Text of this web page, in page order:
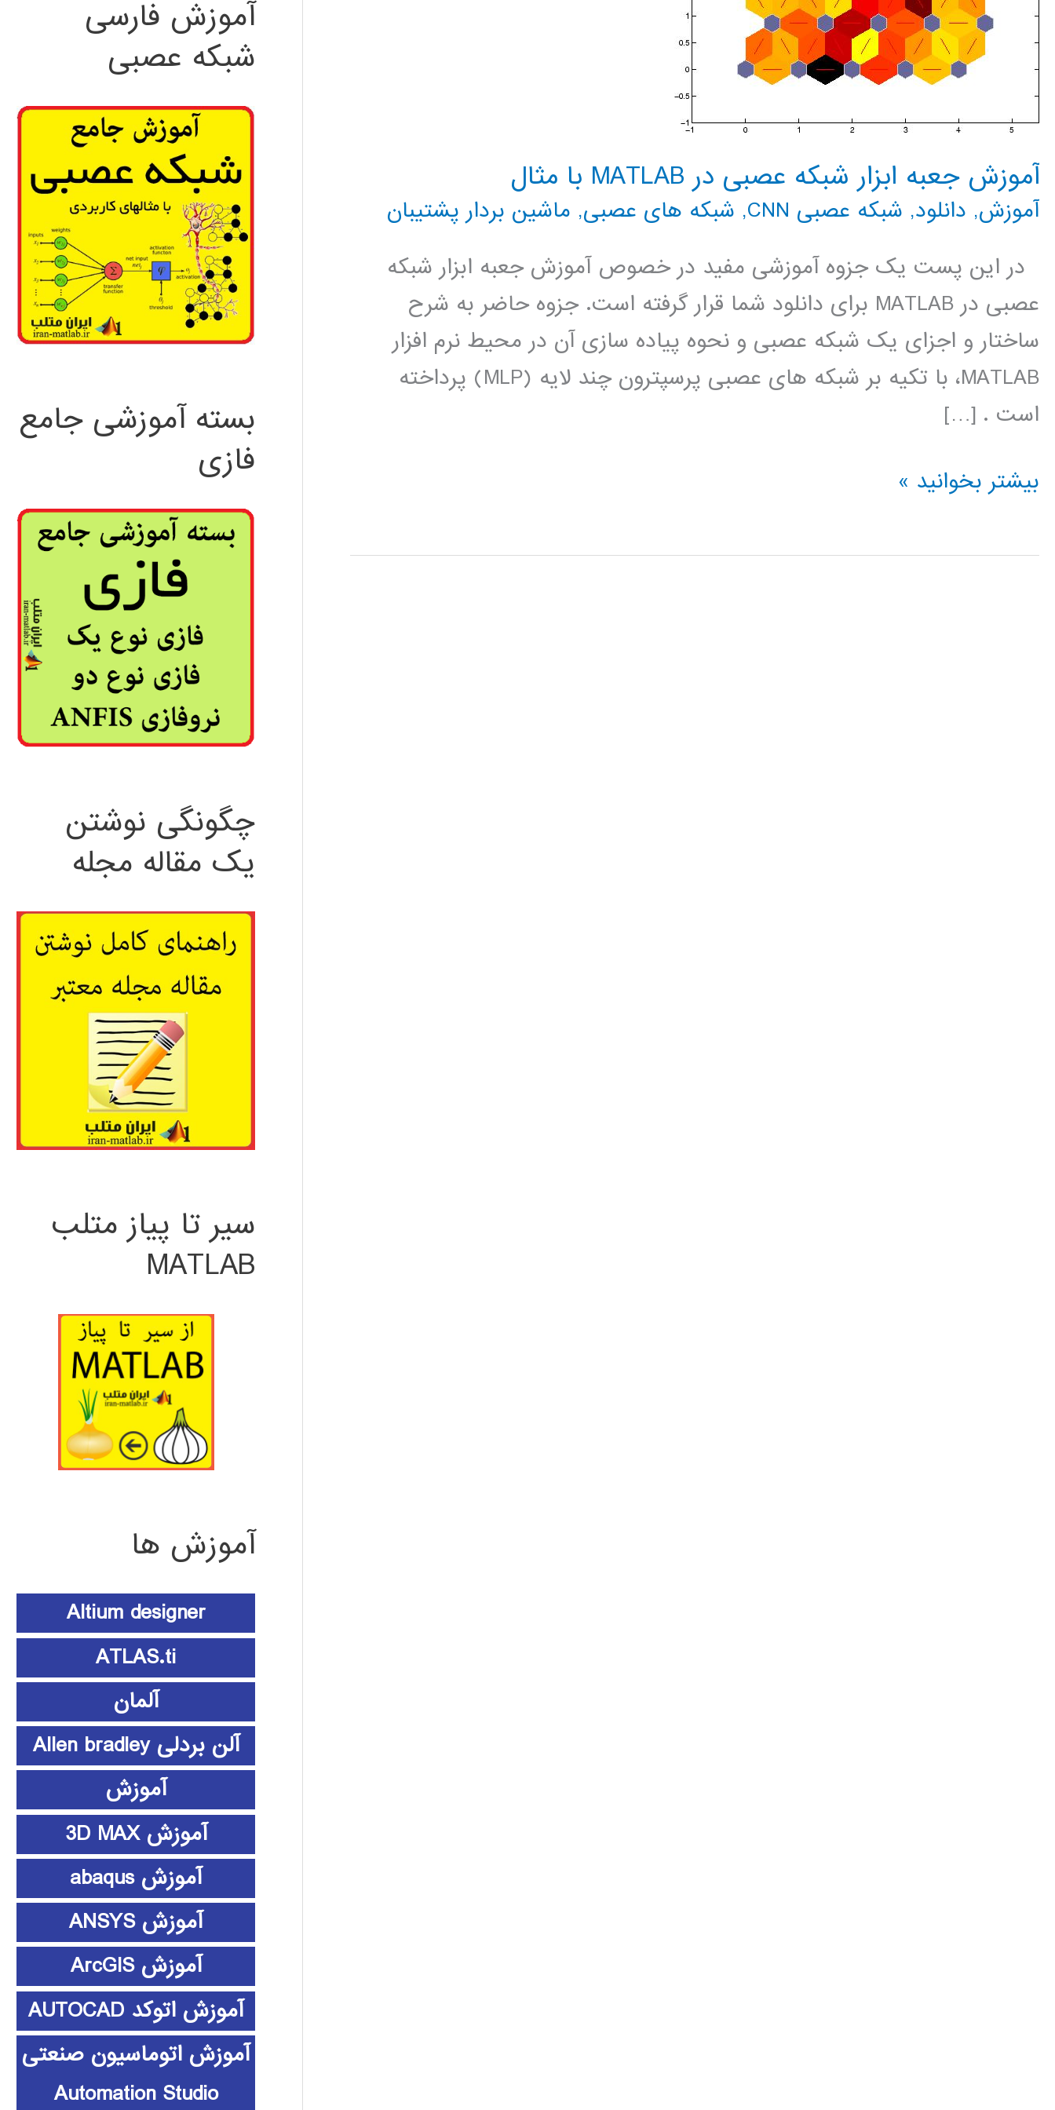
آموزش جعبه ابزار شبکه عصبی در MATLAB با مثال
آموزش, دانلود, شبکه عصبی CNN , شبکه های عصبی, ماشین بردار پشتیبان
در این پست یک جزوه آموزشی مفید در خصوص آموزش جعبه ابزار شبکه
عصبی در MATLAB برای دانلود شما قرار گرفته است. جزوه حاضر به شرح
ساختار و اجزای یک شبکه عصبی و نحوه پیاده سازی آن در محیط نرم افزار
MATLAB، با تکیه بر شبکه های عصبی پرسپترون چند لایه (MLP) پرداخته
است . […]
آموزش
ابزار
بیشتر بخوانید »
آموزش فارسی
شبکه عصبی
بسته آموزشی جامع
فازی
چگونگی نوشتن
یک مقاله مجله
سیر تا پیاز متلب
MATLAB
آموزش ها
Altium designer
ATLAS.ti
آلمان
آلن بردلی Allen bradley
آموزش
آموزش 3D MAX
آموزش abaqus
آموزش ANSYS
آموزش ArcGIS
آموزش اتوکد AUTOCAD
آموزش اتوماسیون صنعتی
Automation Studio